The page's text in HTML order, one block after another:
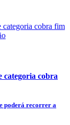
categoria cobra
poderá recorrer a